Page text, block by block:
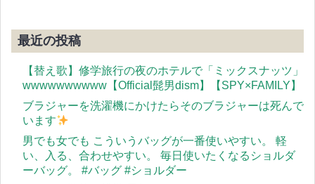
最近の投稿
【替え歌】修学旅行の夜のホテルで「ミックスナッツ」
wwwwwwwwww【Official髭男dism】【SPY×FAMILY】
ブラジャーを洗濯機にかけたらそのブラジャーは死んで
います
男でも女でも こういうバッグが一番使いやすい。 軽
い、入る、合わせやすい。 毎日使いたくなるショルダ
ーバッグ。 #バッグ #ショルダー